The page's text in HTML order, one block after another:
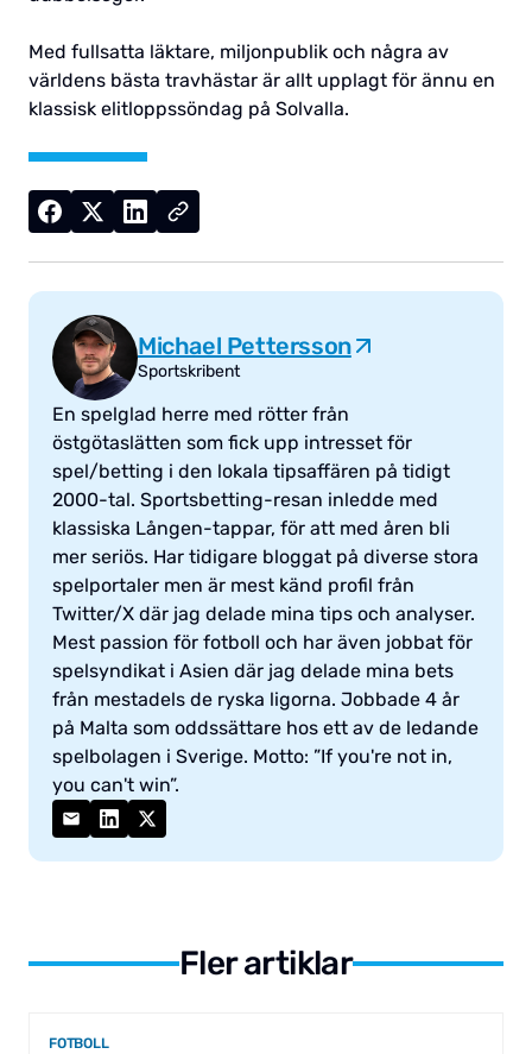
Med fullsatta läktare, miljonpublik och några av
världens bästa travhästar är allt upplagt för ännu en
klassisk elitloppssöndag på Solvalla.
Michael Pettersson
Sportskribent
En spelglad herre med rötter från
östgötaslätten som fick upp intresset för
spel/betting i den lokala tipsaffären på tidigt
2000-tal. Sportsbetting-resan inledde med
klassiska Lången-tappar, för att med åren bli
mer seriös. Har tidigare bloggat på diverse stora
spelportaler men är mest känd profil från
Twitter/X där jag delade mina tips och analyser.
Mest passion för fotboll och har även jobbat för
spelsyndikat i Asien där jag delade mina bets
från mestadels de ryska ligorna. Jobbade 4 år
på Malta som oddssättare hos ett av de ledande
spelbolagen i Sverige. Motto: ”If you're not in,
you can't win”.
Fler artiklar
FOTBOLL